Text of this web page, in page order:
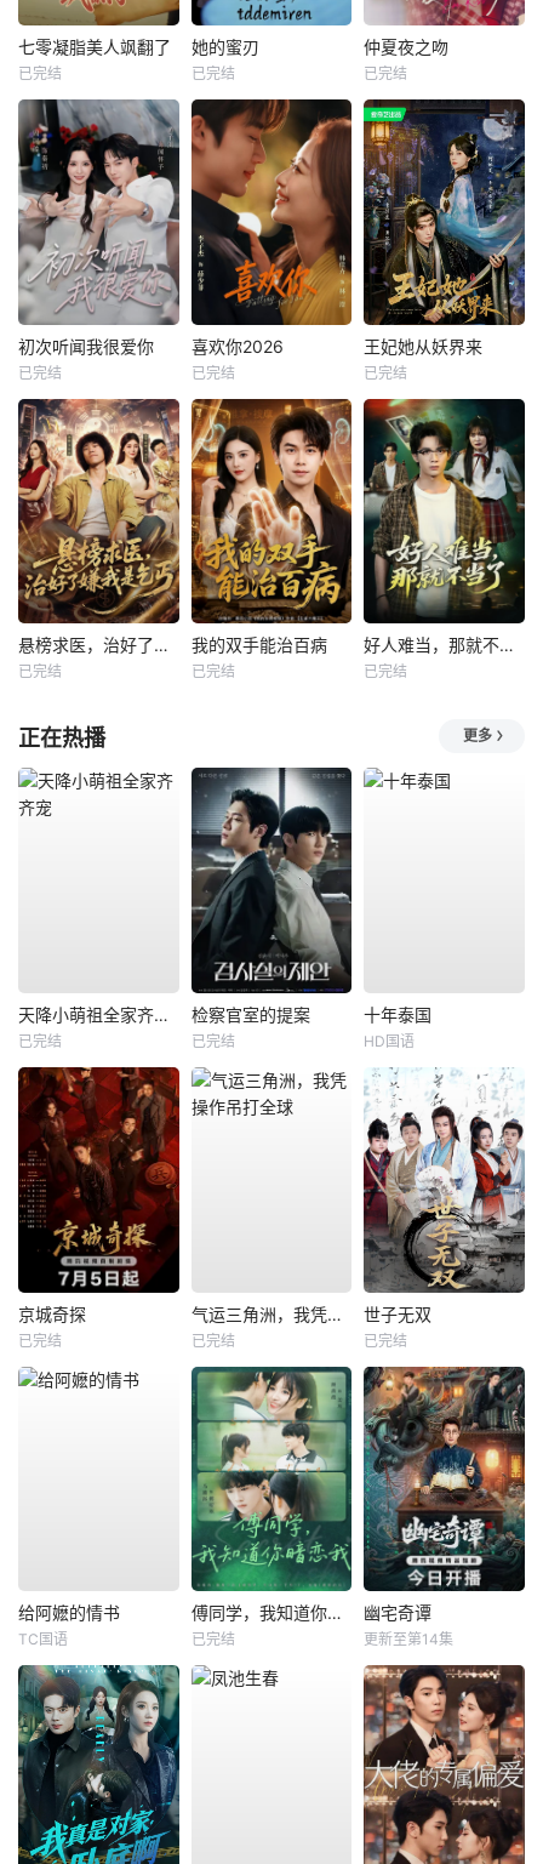
七零凝脂美人飒翻了
已完结
她的蜜刃
已完结
仲夏夜之吻
已完结
初次听闻我很爱你
已完结
喜欢你2026
已完结
王妃她从妖界来
已完结
悬榜求医，治好了嫌我是乞丐
已完结
我的双手能治百病
已完结
好人难当，那就不当了
已完结
正在热播 更多
天降小萌祖全家齐齐宠
已完结
检察官室的提案
已完结
十年泰国
HD国语
京城奇探
已完结
气运三角洲，我凭操作吊打全球
已完结
世子无双
已完结
给阿嬷的情书
TC国语
傅同学，我知道你暗恋我
已完结
幽宅奇谭
更新至第14集